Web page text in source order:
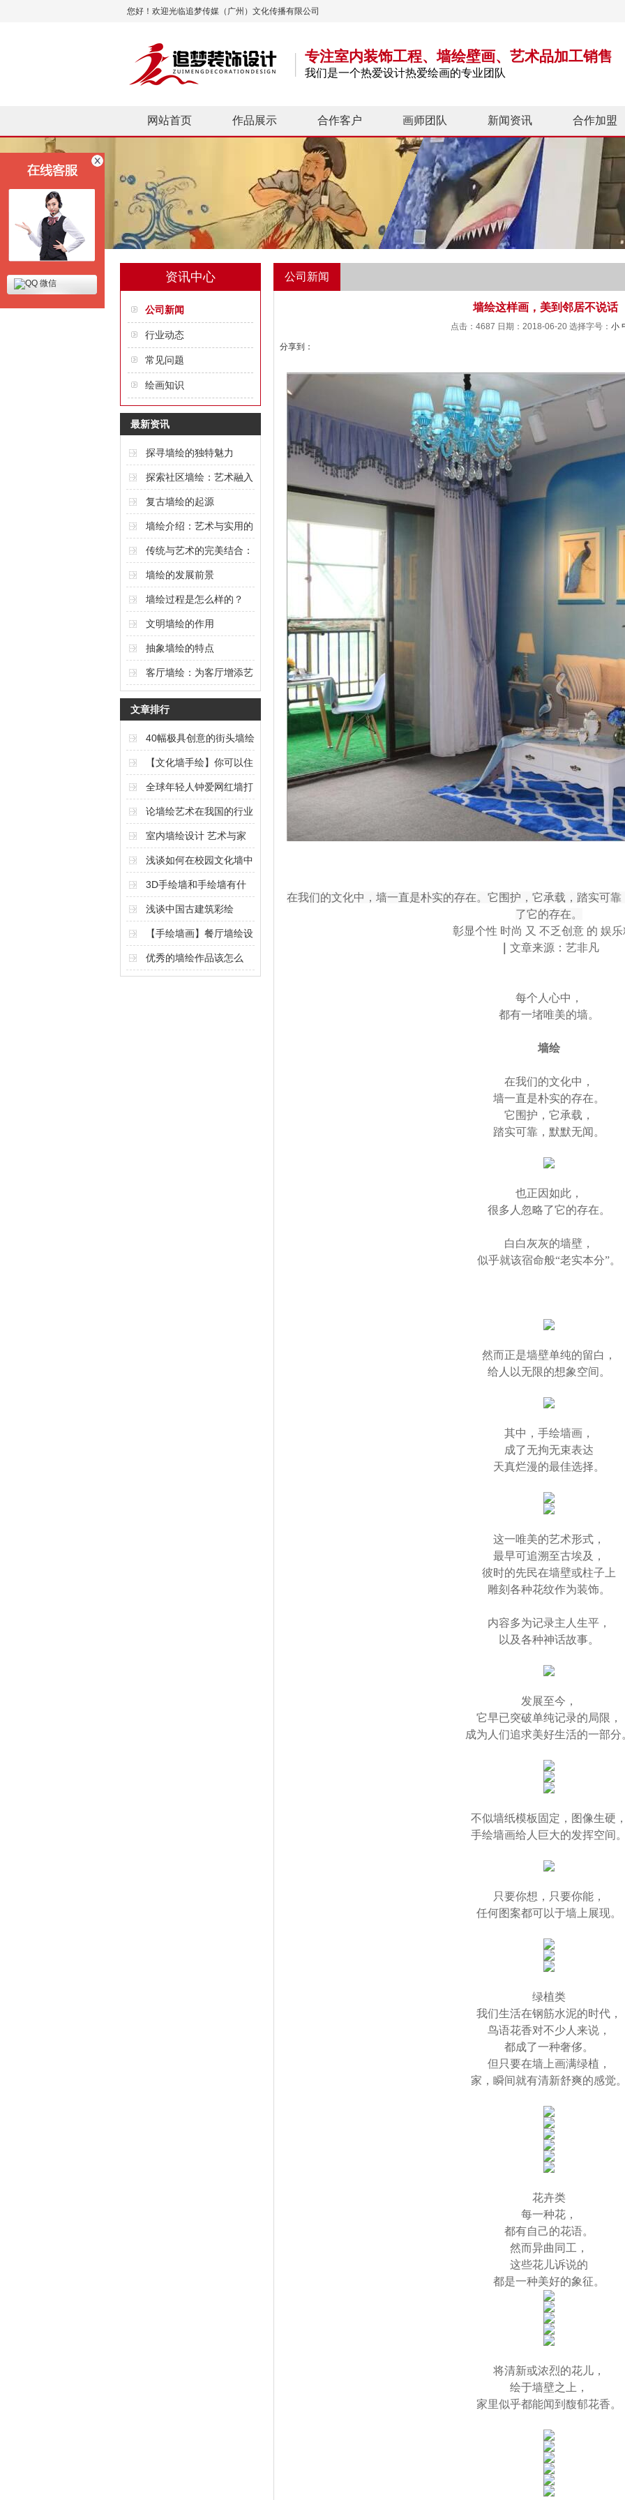
您好！欢迎光临追梦传媒（广州）文化传播有限公司
专注室内装饰工程、墙绘壁画、艺术品加工销售
我们是一个热爱设计热爱绘画的专业团队
网站首页 作品展示 合作客户 画师团队 新闻资讯 合作加盟
资讯中心
公司新闻
行业动态
常见问题
绘画知识
最新资讯
探寻墙绘的独特魅力
探索社区墙绘：艺术融入
城市的创意表达
复古墙绘的起源
墙绘介绍：艺术与实用的
完美结合
传统与艺术的完美结合：
酒店墙绘的魅力
墙绘的发展前景
墙绘过程是怎么样的？
文明墙绘的作用
抽象墙绘的特点
客厅墙绘：为客厅增添艺
术氛围的独特选择
文章排行
40幅极具创意的街头墙绘
艺术作品欣赏（上篇）
【文化墙手绘】你可以住
在任何想要的风景里
全球年轻人钟爱网红墙打
卡
论墙绘艺术在我国的行业
现状与发展
室内墙绘设计 艺术与家
居的完美结合
浅谈如何在校园文化墙中
体现校园文化内涵
3D手绘墙和手绘墙有什
么区别
浅谈中国古建筑彩绘
【手绘墙画】餐厅墙绘设
计奥秘
优秀的墙绘作品该怎么
公司新闻
墙绘这样画，美到邻居不说话
点击：4687 日期：2018-06-20 选择字号： 小
分享到：
在我们的文化中，墙一直是朴实的存在。它围护，它承载，踏实可
了它的存在。
彰显个性 时尚 又 不乏创意 的 娱
文章来源：艺非凡
每个人心中，
都有一堵唯美的墙。
墙绘
在我们的文化中，
墙一直是朴实的存在。
它围护，它承载，
踏实可靠，默默无闻。
也正因如此，
很多人忽略了它的存在。
白白灰灰的墙壁，
似乎就该宿命般“老实本分”。
然而正是墙壁单纯的留白，
给人以无限的想象空间。
其中，手绘墙画，
成了无拘无束表达
天真烂漫的最佳选择。
这一唯美的艺术形式，
最早可追溯至古埃及，
彼时的先民在墙壁或柱子上
雕刻各种花纹作为装饰。
内容多为记录主人生平，
以及各种神话故事。
发展至今，
它早已突破单纯记录的局限，
成为人们追求美好生活的一部分
不似墙纸模板固定，图像生硬
手绘墙画给人巨大的发挥空间
只要你想，只要你能，
任何图案都可以于墙上展现。
绿植类
我们生活在钢筋水泥的时代，
鸟语花香对不少人来说，
都成了一种奢侈。
但只要在墙上画满绿植，
家，瞬间就有清新舒爽的感觉
花卉类
每一种花，
都有自己的花语。
然而异曲同工，
这些花儿诉说的
都是一种美好的象征。
将清新或浓烈的花儿，
绘于墙壁之上，
家里似乎都能闻到馥郁花香。
微信